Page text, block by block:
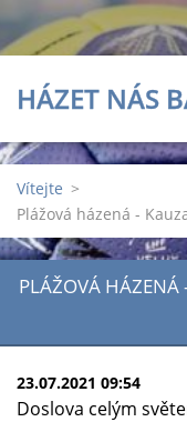
HÁZET NÁS
Vítejte >
Plážová házená -
PLÁŽOVÁ HÁZENÁ
23.07.2021 09:54
Doslova celým